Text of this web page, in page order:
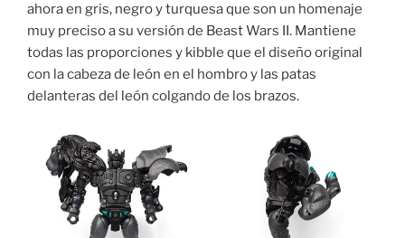
ahora en gris, negro y turquesa que son un homenaje
muy preciso a su versión de Beast Wars II. Mantiene
todas las proporciones y kibble que el diseño original
con la cabeza de león en el hombro y las patas
delanteras del león colgando de los brazos.